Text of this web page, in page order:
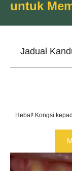
untuk
Jadual
Hebat! Kongsi